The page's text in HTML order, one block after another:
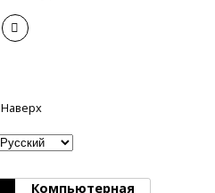
Наверх
Компьютерная